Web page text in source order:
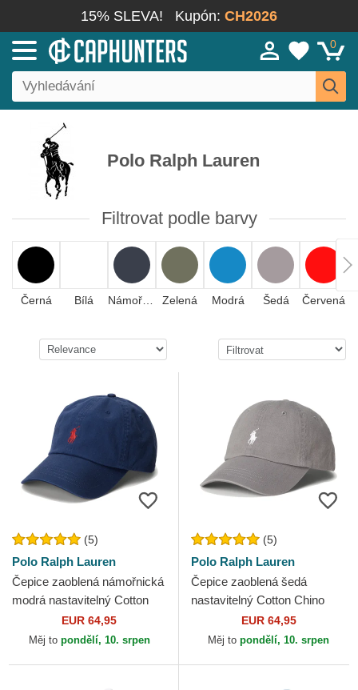
15% SLEVA! Kupón: CH2026
0
Polo Ralph Lauren
Filtrovat podle barvy
Černá Bílá Zelená Modrá Šedá Červená
(5)
Polo Ralph Lauren
Čepice zaoblená námořnická
modrá nastavitelný Cotton
Chino Classic Sport Polo
Ralph Lauren
EUR 64,95
Měj to pondělí, 10. srpen
(5)
Polo Ralph Lauren
Čepice zaoblená šedá
nastavitelný Cotton Chino
Classic Sport Polo Ralph
Lauren
EUR 64,95
Měj to pondělí, 10. srpen